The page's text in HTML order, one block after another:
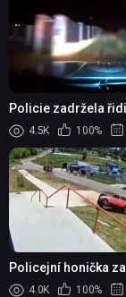
Policie zadržela
vlivem drog po
městem
4.5K 100%
Policejní honička
dopadením zločince
4.0K 100%